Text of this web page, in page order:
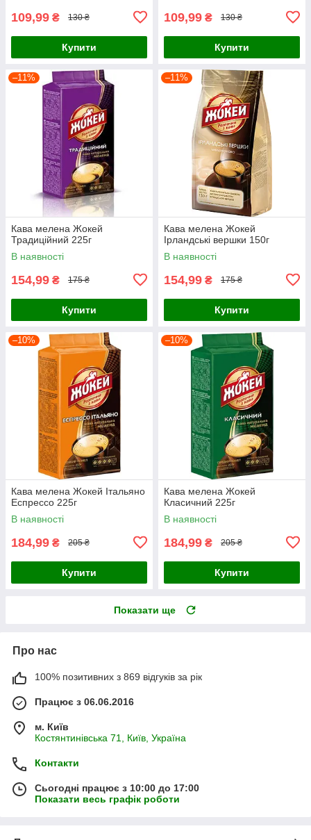
109,99 ₴ 130 ₴
Купити
109,99 ₴ 130 ₴
Купити
–11%
Кава мелена Жокей
Традиційний 225г
В наявності
154,99 ₴ 175 ₴
Купити
–11%
Кава мелена Жокей
Ірландські вершки 150г
В наявності
154,99 ₴ 175 ₴
Купити
–10%
Кава мелена Жокей Італьяно
Еспрессо 225г
В наявності
184,99 ₴ 205 ₴
Купити
–10%
Кава мелена Жокей
Класичний 225г
В наявності
184,99 ₴ 205 ₴
Купити
Показати ще
Про нас
100% позитивних з 869 відгуків за рік
Працює з 06.06.2016
м. Київ
Костянтинівська 71, Київ, Україна
Контакти
Сьогодні працює з 10:00 до 17:00
Показати весь графік роботи